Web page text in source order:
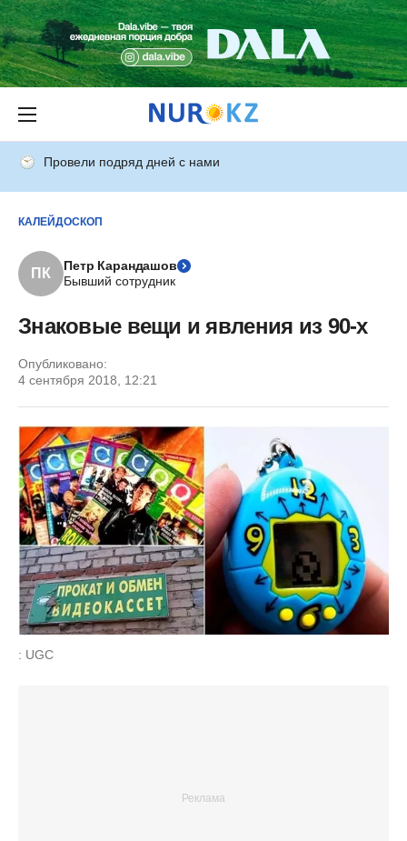
Провели подряд дней с нами
КАЛЕЙДОСКОП
ПК
Петр Карандашов
Бывший сотрудник
Знаковые вещи и явления из 90-х
Опубликовано:
4 сентября 2018, 12:21
: UGC